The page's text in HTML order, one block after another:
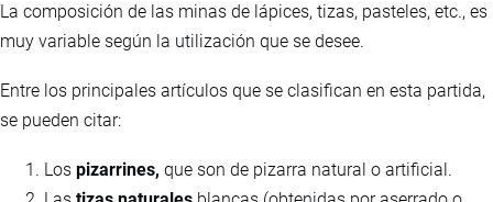
La composición de las minas de lápices, tizas, pasteles, etc., es
muy variable según la utilización que se desee.
Entre los principales artículos que se clasifican en esta partida,
se pueden citar:
Los pizarrines, que son de pizarra natural o artificial.